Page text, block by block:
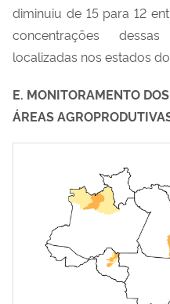
diminuiu de 15 para 12
concentrações
localizadas nos estados
E. MONITORAMENTO
ÁREAS